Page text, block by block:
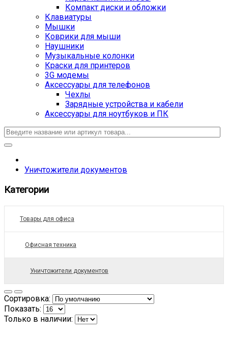
Компакт диски и обложки
Клавиатуры
Мышки
Коврики для мыши
Наушники
Музыкальные колонки
Краски для принтеров
3G модемы
Аксессуары для телефонов
Чехлы
Зарядные устройства и кабели
Аксессуары для ноутбуков и ПК
Уничтожители документов
Категории
Товары для офиса
Офисная техника
Уничтожители документов
Сортировка:
Показать:
Только в наличии: